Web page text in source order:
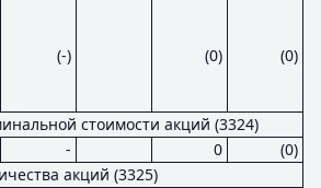
(-) (0) (0)
стоимости акций (3324)
- 0
(0)
акций (3325)